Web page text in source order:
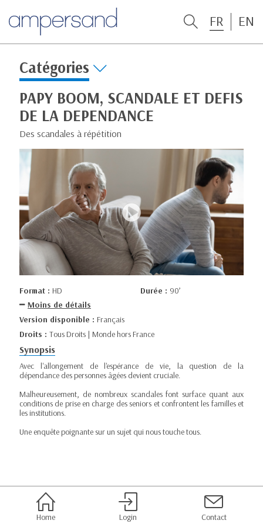
FR EN
Catégories
PAPY BOOM, SCANDALE ET DEFIS
DE LA DEPENDANCE
Des scandales à répétition
Format : HD Durée : 90’
Moins de détails
Version disponible : Français
Droits : Tous Droits | Monde hors France
Synopsis
Avec l'allongement de l'espérance de vie, la question de la
dépendance des personnes âgées devient cruciale.
Malheureusement, de nombreux scandales font surface quant aux
conditions de prise en charge des seniors et confrontent les familles et
les institutions.
Une enquête poignante sur un sujet qui nous touche tous.
Home Login Contact